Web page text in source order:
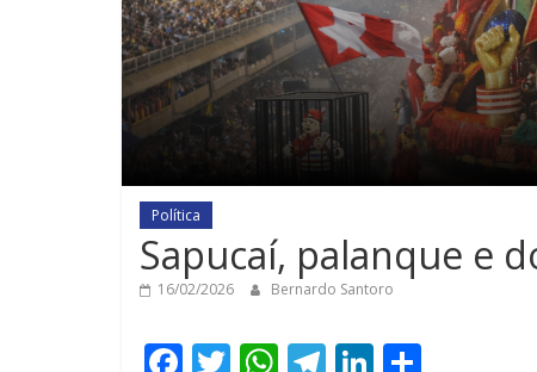
Política
Sapucaí, palanque e
16/02/2026 Bernardo Santoro